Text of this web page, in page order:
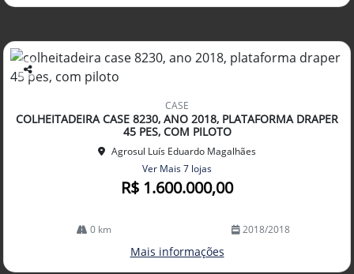
Co
arti
lhe
CASE
COLHEITADEIRA CASE 8230, ANO 2018, PLATAFORMA DRAPER
45 PES, COM PILOTO
Agrosul Luís Eduardo Magalhães
Ver Mais 7 lojas
R$ 1.600.000,00
0 km 2018/2018
Mais informações